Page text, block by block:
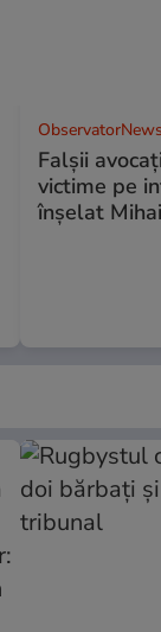
Falşii
victime pe
înşelat